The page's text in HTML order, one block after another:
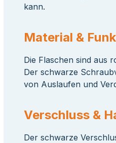
kann.
Material &
Die Flaschen sind aus
Der schwarze
von Auslaufen und
Verschluss &
Der schwarze